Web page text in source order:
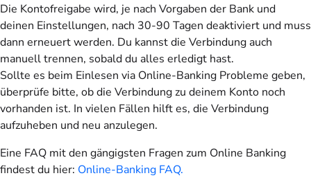
Die Kontofreigabe wird, je nach Vorgaben der Bank und
deinen Einstellungen, nach 30-90 Tagen deaktiviert und muss
dann erneuert werden. Du kannst die Verbindung auch
manuell trennen, sobald du alles erledigt hast.
Sollte es beim Einlesen via Online-Banking Probleme geben,
überprüfe bitte, ob die Verbindung zu deinem Konto noch
vorhanden ist. In vielen Fällen hilft es, die Verbindung
aufzuheben und neu anzulegen.
Eine FAQ mit den gängigsten Fragen zum Online Banking
findest du hier: Online-Banking FAQ.